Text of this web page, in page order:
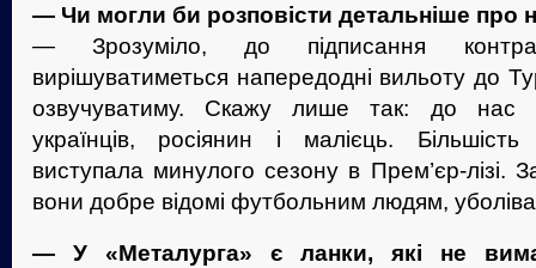
— Чи могли би розповісти детальніше про
— Зрозуміло, до підписання
вирішуватиметься напередодні вильоту до
озвучуватиму. Скажу лише так: до нас
українців, росіянин і малієць. Більшість
виступала минулого сезону в Прем’єр-лізі.
вони добре відомі футбольним людям,
— У «Металурга» є ланки, які не